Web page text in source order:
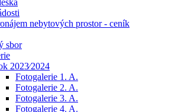
nebytových prostor - ceník
sbor
2023⁄2024
Fotogalerie 1. A.
Fotogalerie 2. A.
Fotogalerie 3. A.
Fotogalerie 4. A.